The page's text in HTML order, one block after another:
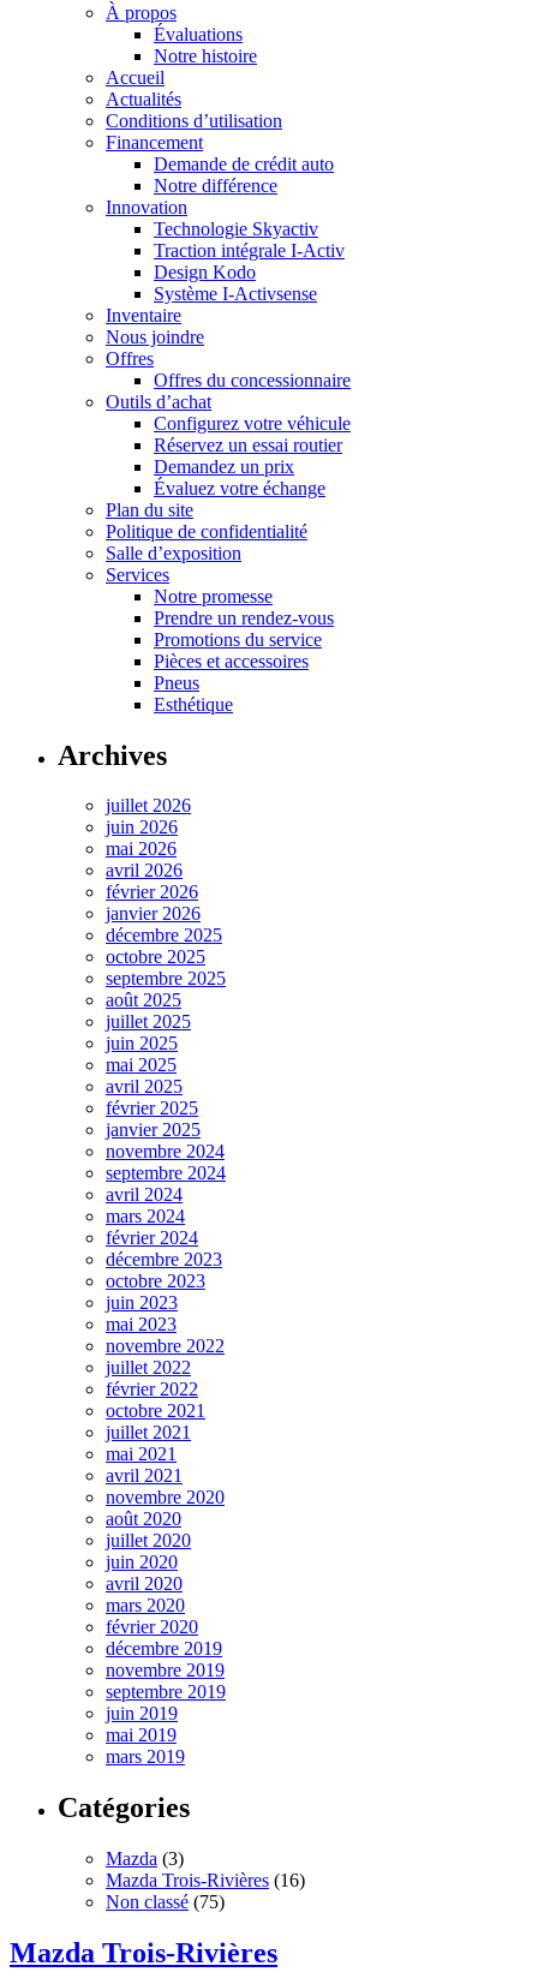
À propos
Évaluations
Notre histoire
Accueil
Actualités
Conditions d’utilisation
Financement
Demande de crédit auto
Notre différence
Innovation
Technologie Skyactiv
Traction intégrale I-Activ
Design Kodo
Système I-Activsense
Inventaire
Nous joindre
Offres
Offres du concessionnaire
Outils d’achat
Configurez votre véhicule
Réservez un essai routier
Demandez un prix
Évaluez votre échange
Plan du site
Politique de confidentialité
Salle d’exposition
Services
Notre promesse
Prendre un rendez-vous
Promotions du service
Pièces et accessoires
Pneus
Esthétique
Archives
juillet 2026
juin 2026
mai 2026
avril 2026
février 2026
janvier 2026
décembre 2025
octobre 2025
septembre 2025
août 2025
juillet 2025
juin 2025
mai 2025
avril 2025
février 2025
janvier 2025
novembre 2024
septembre 2024
avril 2024
mars 2024
février 2024
décembre 2023
octobre 2023
juin 2023
mai 2023
novembre 2022
juillet 2022
février 2022
octobre 2021
juillet 2021
mai 2021
avril 2021
novembre 2020
août 2020
juillet 2020
juin 2020
avril 2020
mars 2020
février 2020
décembre 2019
novembre 2019
septembre 2019
juin 2019
mai 2019
mars 2019
Catégories
Mazda (3)
Mazda Trois-Rivières (16)
Non classé (75)
Mazda Trois-Rivières